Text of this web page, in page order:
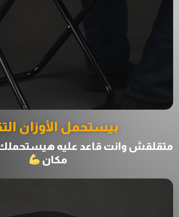
بيستحمل الأوزان
متقلقش وانت قاعد عليه
مكان